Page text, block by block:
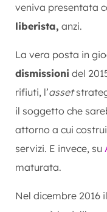
veniva presentata
liberista, anzi.
La vera posta in
dismissioni del
rifiuti, l’asset
il soggetto che
attorno a cui
servizi. E invece, su
maturata.
Nel dicembre 2016